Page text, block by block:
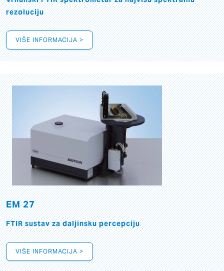
rezoluciju
VIŠE INFORMACIJA >
EM 27
FTIR sustav za daljinsku percepciju
VIŠE INFORMACIJA >